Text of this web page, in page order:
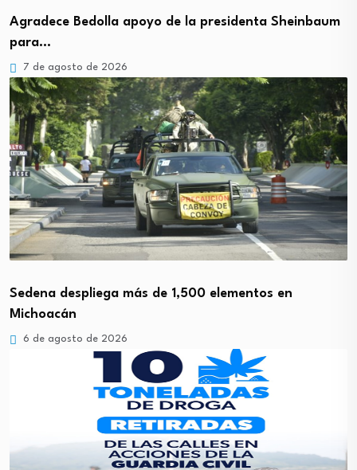
Agradece Bedolla apoyo de la presidenta Sheinbaum
para…
7 de agosto de 2026
Sedena despliega más de 1,500 elementos en
Michoacán
6 de agosto de 2026